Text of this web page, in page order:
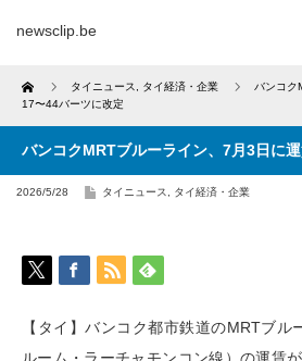
newsclip.be
Home タイニュース タイ経済・企業
バンコク
17〜44バーツに改定
バンコクMRTブルーライン、7月3日に
2026/5/28 タイニュース タイ経済・企業
【タイ】バンコク都市鉄道のMRTブル